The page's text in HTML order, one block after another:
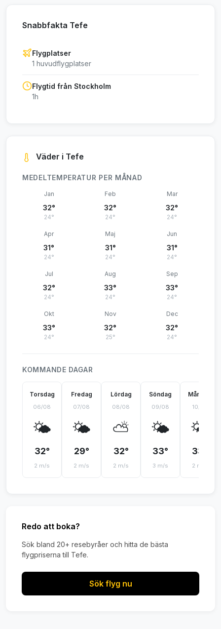
Snabbfakta Tefe
Flygplatser
1 huvudflygplatser
Flygtid från Stockholm
1h
Väder i Tefe
MEDELTEMPERATUR PER MÅNAD
Jan
32°
24°
Feb
32°
24°
Mar
32°
24°
Apr
31°
24°
Maj
31°
24°
Jun
31°
24°
Jul
32°
24°
Aug
33°
24°
Sep
33°
24°
Okt
33°
24°
Nov
32°
25°
Dec
32°
24°
KOMMANDE DAGAR
Torsdag
06/08
🌤️
32°
2 m/s
Fredag
07/08
🌤️
29°
2 m/s
Lördag
08/08
⛅
32°
2 m/s
Söndag
09/08
🌤️
33°
3 m/s
Måndag
10/08
🌤️
33°
2 m/s
Redo att boka?
Sök bland 20+ resebyråer och hitta de bästa
flygpriserna till Tefe.
Sök flyg nu